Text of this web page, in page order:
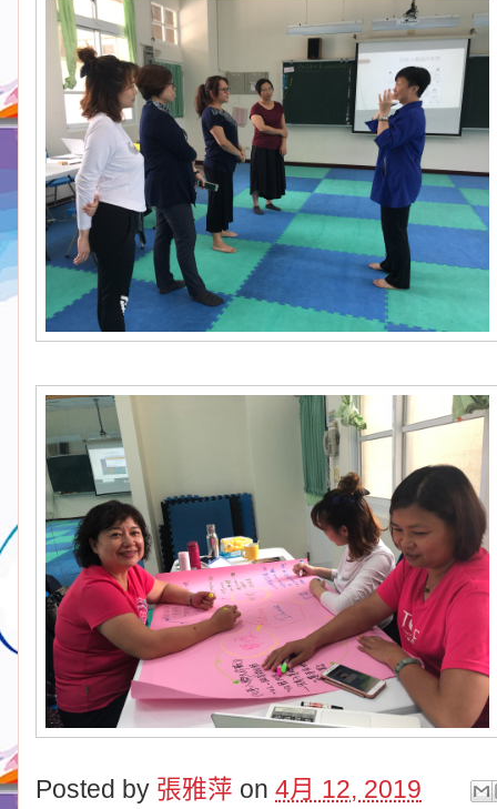
Posted by 張雅萍 on 4月 12, 2019